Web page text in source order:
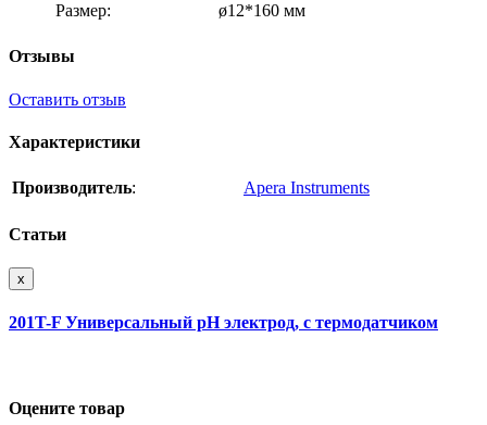
Размер:
ø12*160 мм
Отзывы
Оставить отзыв
Характеристики
Производитель: Apera Instruments
Статьи
x
201T-F Универсальный pH электрод, с термодатчиком
Оцените товар